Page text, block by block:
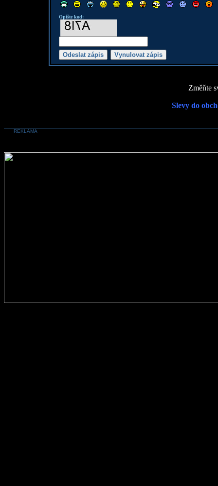
Opište kod:
Změňte
Slevy do
REKLAMA